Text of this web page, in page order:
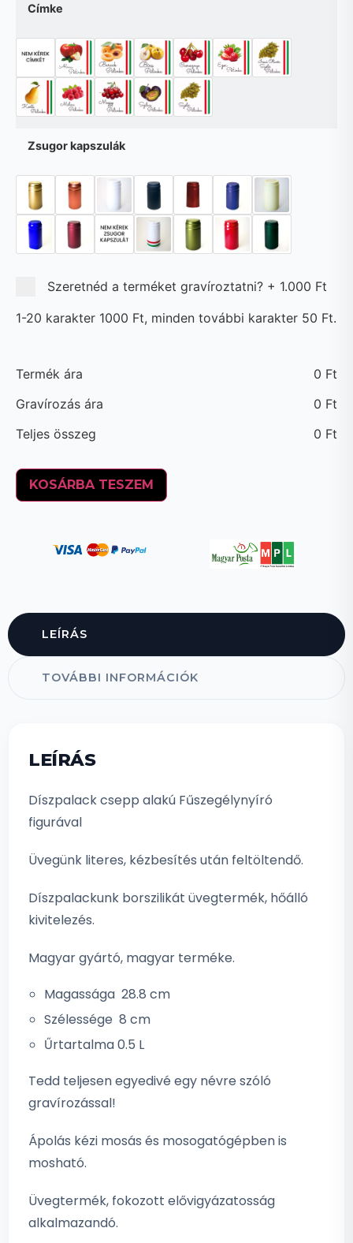
Címke
Zsugor kapszulák
Szeretnéd a terméket gravíroztatni? + 1.000 Ft
1-20 karakter 1000 Ft, minden további karakter 50 Ft.
Termék ára 0 Ft
Gravírozás ára
0 Ft
Teljes összeg
0 Ft
KOSÁRBA TESZEM
LEÍRÁS
TOVÁBBI INFORMÁCIÓK
LEÍRÁS
Díszpalack csepp alakú Fűszegélynyíró
figurával
Üvegünk literes, kézbesítés után feltöltendő.
Díszpalackunk borszilikát üvegtermék, hőálló
kivitelezés.
Magyar gyártó, magyar terméke.
Magassága 28.8 cm
Szélessége 8 cm
Űrtartalma 0.5 L
Tedd teljesen egyedivé egy névre szóló
gravírozással!
Ápolás kézi mosás és mosogatógépben is
mosható.
Üvegtermék, fokozott elővigyázatosság
alkalmazandó.